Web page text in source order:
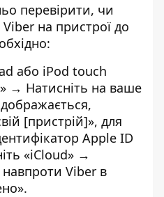
перевірити, чи
на пристрої до
або iPod touch
→ Натисніть на ваше
[пристрій]», для
Apple ID
«iCloud» →
Viber в